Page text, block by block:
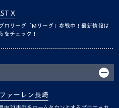
X
ロリーグ「Mリーグ」参戦中！最新情報は
をチェック！
ァーレン長崎